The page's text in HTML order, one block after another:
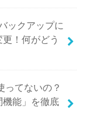
ックアップに
！何がどう
ってないの？
機能」を徹底